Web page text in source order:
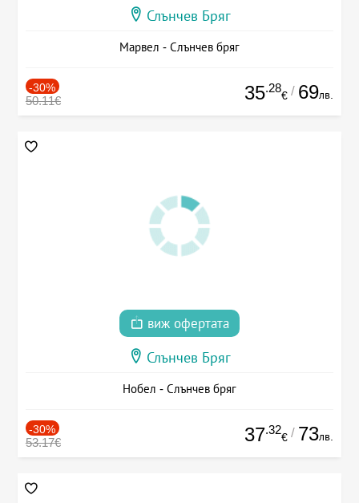
Слънчев Бряг
Марвел - Слънчев бряг
-30%
50.11€ 35.28
€ / 69лв.
виж офертата
Слънчев Бряг
Нобел - Слънчев бряг
-30%
53.17€ 37.32
€ / 73лв.